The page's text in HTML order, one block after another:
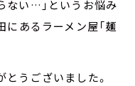
ない…」というお悩み
にあるラーメン屋「麺
とうございました。